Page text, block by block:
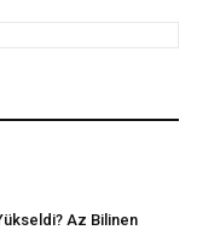
Az Bilinen